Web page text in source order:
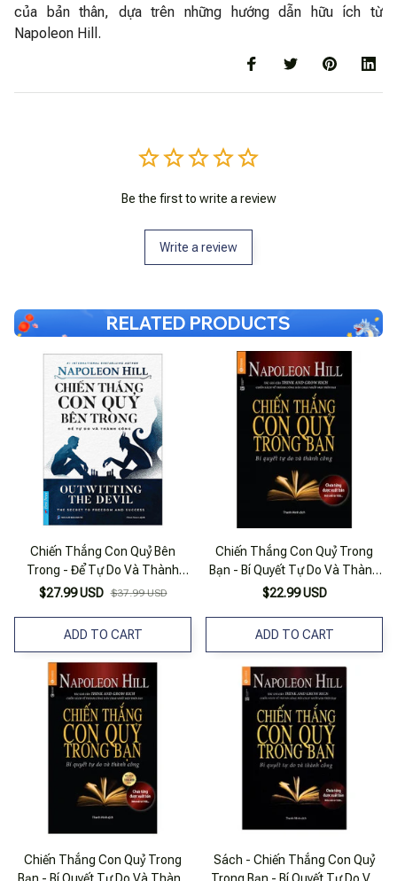
của bản thân, dựa trên những hướng dẫn hữu ích từ
Napoleon Hill.
Be the first to write a review
Write a review
RELATED PRODUCTS
Chiến Thắng Con Quỷ Bên
Trong - Để Tự Do Và Thành
Công
$27.99 USD $37.99 USD
ADD TO CART
Chiến Thắng Con Quỷ Trong
Bạn - Bí Quyết Tự Do Và Thành
Công (Tái Bản)
$22.99 USD
ADD TO CART
Chiến Thắng Con Quỷ Trong
Sách - Chiến Thắng Con Quỷ